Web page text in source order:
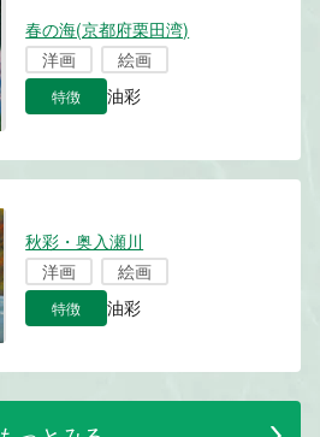
春の海(京都府栗田湾)
洋画
絵画
特徴 油彩
秋彩・奥入瀬川
洋画
絵画
特徴 油彩